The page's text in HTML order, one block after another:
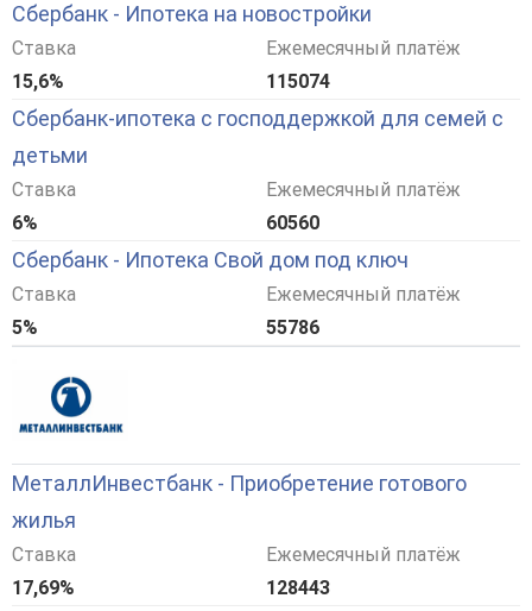
Сбербанк - Ипотека на новостройки
Ставка
15,6%
Ежемесячный платёж
115074
Сбербанк-ипотека с господдержкой для семей с
детьми
Ставка
6%
Ежемесячный платёж
60560
Сбербанк - Ипотека Свой дом под ключ
Ставка
5%
Ежемесячный платёж
55786
МеталлИнвестбанк - Приобретение готового
жилья
Ставка
17,69%
Ежемесячный платёж
128443